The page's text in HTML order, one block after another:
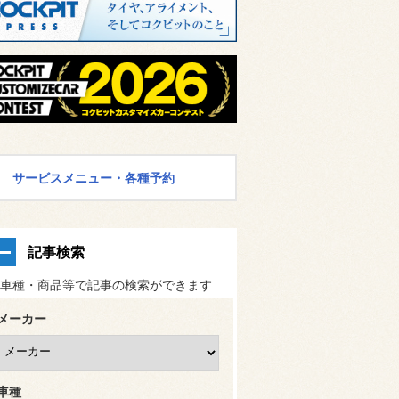
サービスメニュー・各種予約
記事検索
種・商品等で記事の検索ができます
ーカー
種